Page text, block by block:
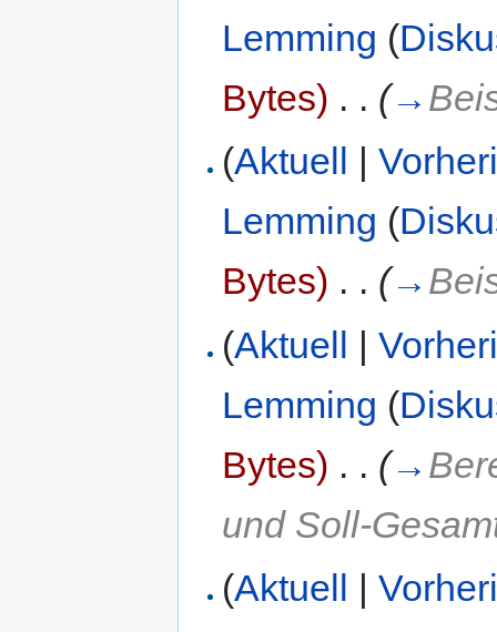
Lemming (
Bytes) . . (→
(Aktuell |
Lemming (
Bytes) . . (→
(Aktuell |
Lemming (
Bytes) . . (→
und Soll-
(Aktuell |